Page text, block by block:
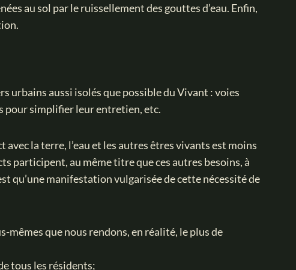
au sol par le ruissellement des gouttes d’eau. Enfin,
urbains aussi isolés que possible du Vivant : voies
pour simplifier leur entretien, etc.
la terre, l’eau et les autres êtres vivants est moins
participent, au même titre que ces autres besoins, à
qu’une manifestation vulgarisée de cette nécessité de
mêmes que nous rendons, en réalité, le plus de
tous les résidents;